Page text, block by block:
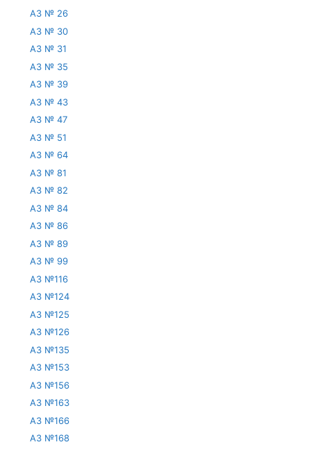
АЗ № 26
АЗ № 30
АЗ № 31
АЗ № 35
АЗ № 39
АЗ № 43
АЗ № 47
АЗ № 51
АЗ № 64
АЗ № 81
АЗ № 82
АЗ № 84
АЗ № 86
АЗ № 89
АЗ № 99
АЗ №116
АЗ №124
АЗ №125
АЗ №126
АЗ №135
АЗ №153
АЗ №156
АЗ №163
АЗ №166
АЗ №168